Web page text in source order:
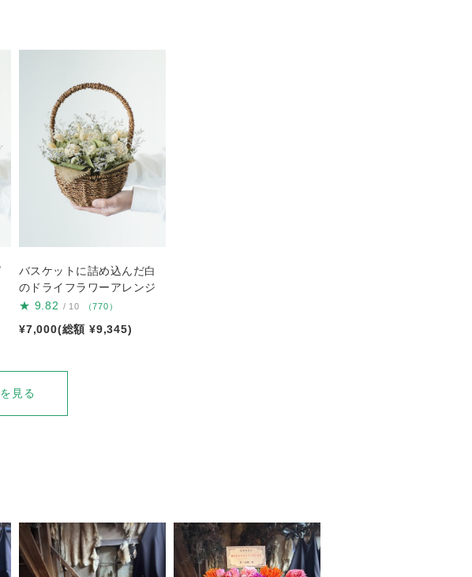
バスケットに詰め込んだ白
のドライフラワーアレンジ
★ 9.82 / 10 （770）
¥7,000(総額 ¥9,345)
見る